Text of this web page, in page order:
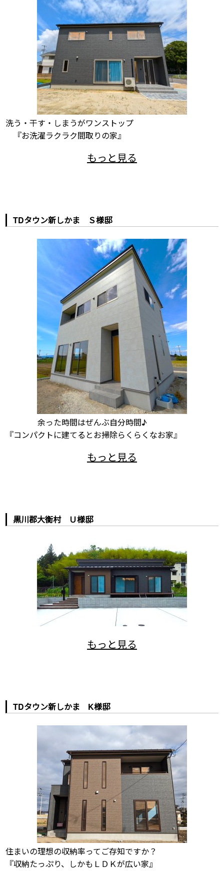
洗う・干す・しまうがワンストップ
『お洗濯ラクラク間取りの家』
TDタウン新しかま Ｓ様邸
余った時間はぜんぶ自分時間♪
『コンパクトに建てるとお掃除らくらくなお家』
黒川郡大衡村 Ｕ様邸
TDタウン新しかま K様邸
住まいの理想の収納率ってご存知ですか？
『収納たっぷり、しかもＬＤＫが広い家』